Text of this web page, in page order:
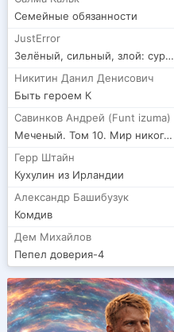
Семейные обязанности
JustError
Зелёный, сильный, злой: суровая реальность сказки
Никитин Данил Денисович
Быть героем К
Савинков Андрей (Funt izuma)
Меченый. Том 10. Мир никогда не будет прежним
Герр Штайн
Кухулин из Ирландии
Александр Башибузук
Комдив
Дем Михайлов
Пепел доверия-4